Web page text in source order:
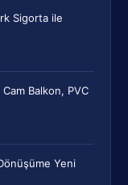
Sigorta ile
Balkon, PVC
Yeni